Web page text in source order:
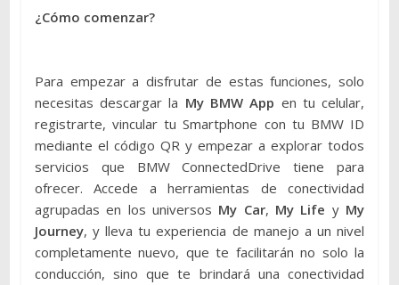
¿Cómo comenzar?
Para empezar a disfrutar de estas funciones, solo
necesitas descargar la My BMW App en tu celular,
registrarte, vincular tu Smartphone con tu BMW ID
mediante el código QR y empezar a explorar todos
servicios que BMW ConnectedDrive tiene para
ofrecer. Accede a herramientas de conectividad
agrupadas en los universos My Car, My Life y My
Journey, y lleva tu experiencia de manejo a un nivel
completamente nuevo, que te facilitarán no solo la
conducción, sino que te brindará una conectividad